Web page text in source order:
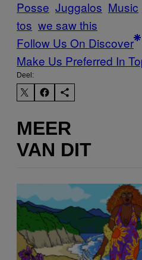
Posse Juggalos Music
tos we saw this
Follow Us On Discover
Make Us Preferred In
Deel:
MEER
VAN DIT